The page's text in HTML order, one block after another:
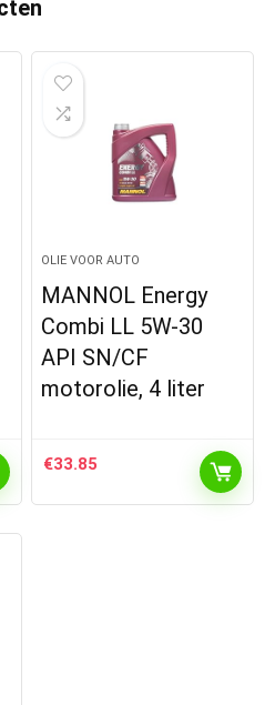
OLIE VOOR AUTO
MANNOL Energy
Combi LL 5W-30
API SN/CF
motorolie, 4 liter
€33.85